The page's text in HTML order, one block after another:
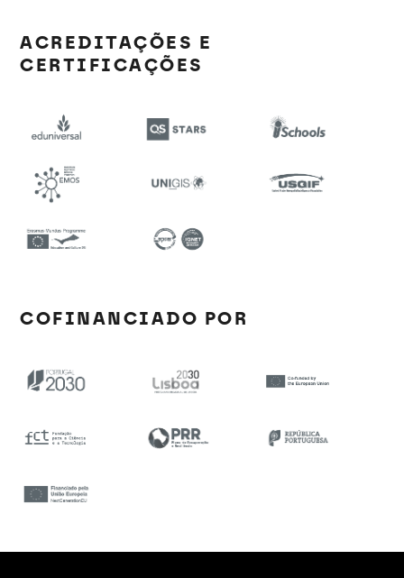
ACREDITAÇÕES E
CERTIFICAÇÕES
COFINANCIADO POR